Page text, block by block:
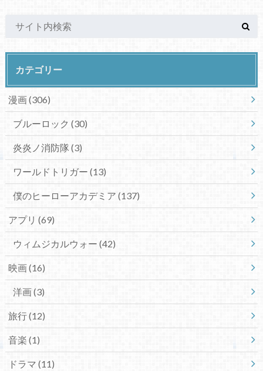
カテゴリー
漫画(306)
ブルーロック (30)
炎炎ノ消防隊 (3)
ワールドトリガー (13)
僕のヒーローアカデミア (137)
アプリ (69)
ウィムジカルウォー (42)
映画(16)
洋画(3)
旅行(12)
音楽 (1)
ドラマ (11)